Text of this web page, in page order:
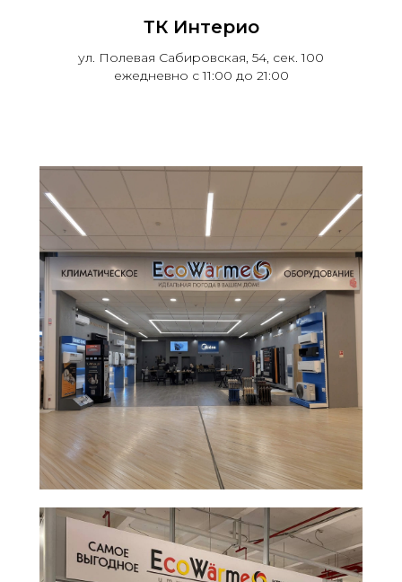
ТК Интерио
ул. Полевая Сабировская, 54, сек. 100
ежедневно с 11:00 до 21:00